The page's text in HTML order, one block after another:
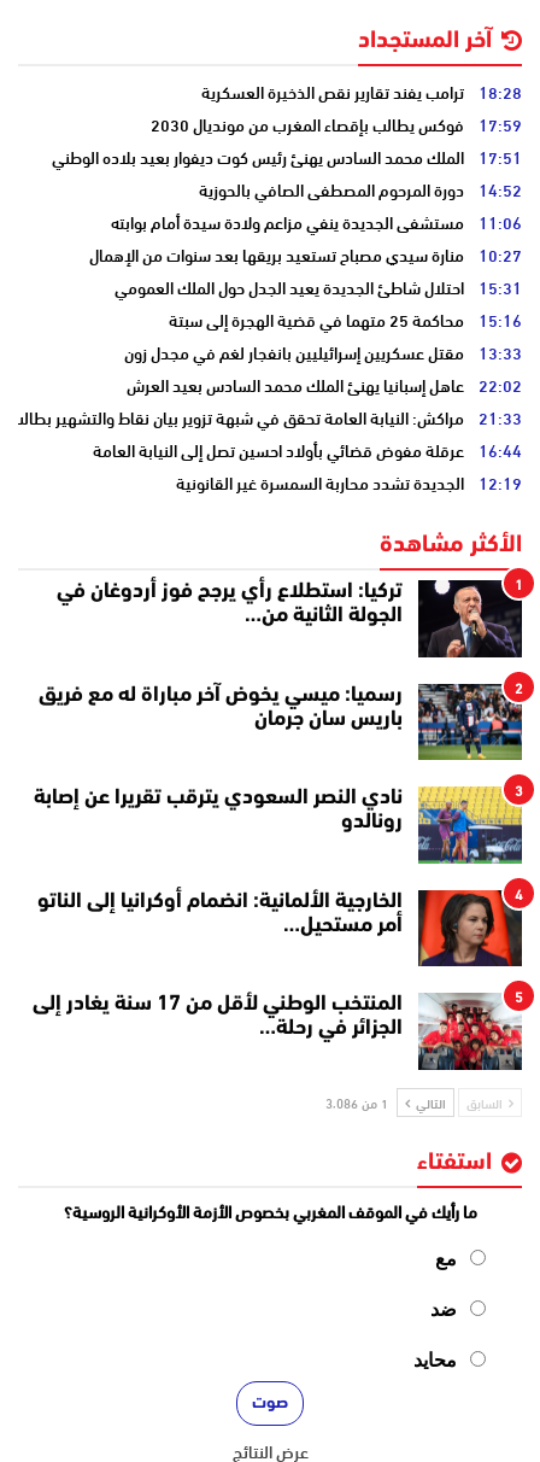
آخر المستجداد
18:28 ترامب يفند تقارير نقص الذخيرة العسكرية
17:59 فوكس يطالب بإقصاء المغرب من مونديال 2030
17:51 الملك محمد السادس يهنئ رئيس كوت ديفوار بعيد بلاده الوطني
14:52 دورة المرحوم المصطفى الصافي بالحوزية
11:06 مستشفى الجديدة ينفي مزاعم ولادة سيدة أمام بوابته
10:27 منارة سيدي مصباح تستعيد بريقها بعد سنوات من الإهمال
15:31 احتلال شاطئ الجديدة يعيد الجدل حول الملك العمومي
15:16 محاكمة 25 متهما في قضية الهجرة إلى سبتة
13:33 مقتل عسكريين إسرائيليين بانفجار لغم في مجدل زون
22:02 عاهل إسبانيا يهنئ الملك محمد السادس بعيد العرش
21:33 مراكش: النيابة العامة تحقق في شبهة تزوير بيان نقاط والتشهير بطالب
16:44 عرقلة مفوض قضائي بأولاد احسين تصل إلى النيابة العامة
12:19 الجديدة تشدد محاربة السمسرة غير القانونية
الأكثر مشاهدة
1
تركيا: استطلاع رأي يرجح فوز أردوغان في
الجولة الثانية من…
2
رسميا: ميسي يخوض آخر مباراة له مع فريق
باريس سان جرمان
3
نادي النصر السعودي يترقب تقريرا عن إصابة
رونالدو
4
الخارجية الألمانية: انضمام أوكرانيا إلى الناتو
أمر مستحيل…
5
المنتخب الوطني لأقل من 17 سنة يغادر إلى
الجزائر في رحلة…
السابق التالي 1 من 3٬086
استفتاء
ما رأيك في الموقف المغربي بخصوص الأزمة الأوكرانية الروسية؟
مع
ضد
محايد
عرض النتائج